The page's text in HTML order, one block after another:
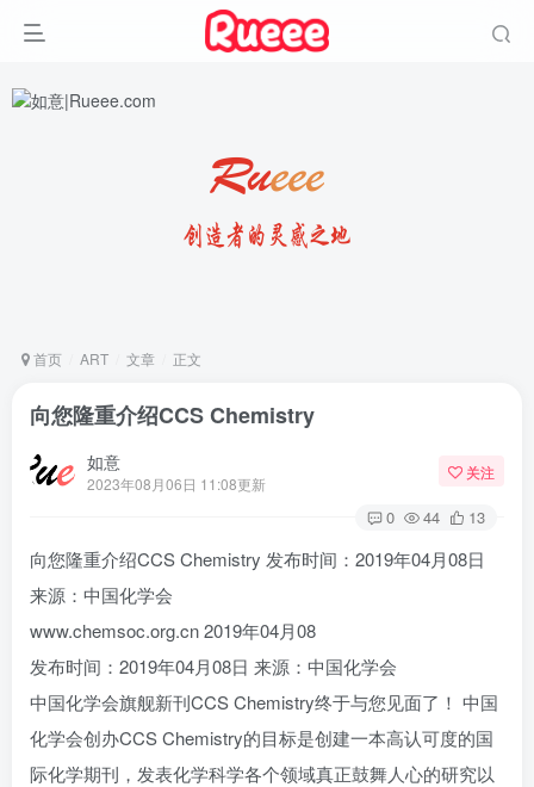
首页 ART 文章 正文
向您隆重介绍CCS Chemistry
如意
2023年08月06日 11:08更新
关注
0 44 13
向您隆重介绍CCS Chemistry 发布时间：2019年04月08日
来源：中国化学会
www.chemsoc.org.cn2019年04月08
发布时间：2019年04月08日 来源：中国化学会
中国化学会旗舰新刊CCS Chemistry终于与您见面了！ 中国
化学会创办CCS Chemistry的目标是创建一本高认可度的国
际化学期刊，发表化学科学各个领域真正鼓舞人心的研究以